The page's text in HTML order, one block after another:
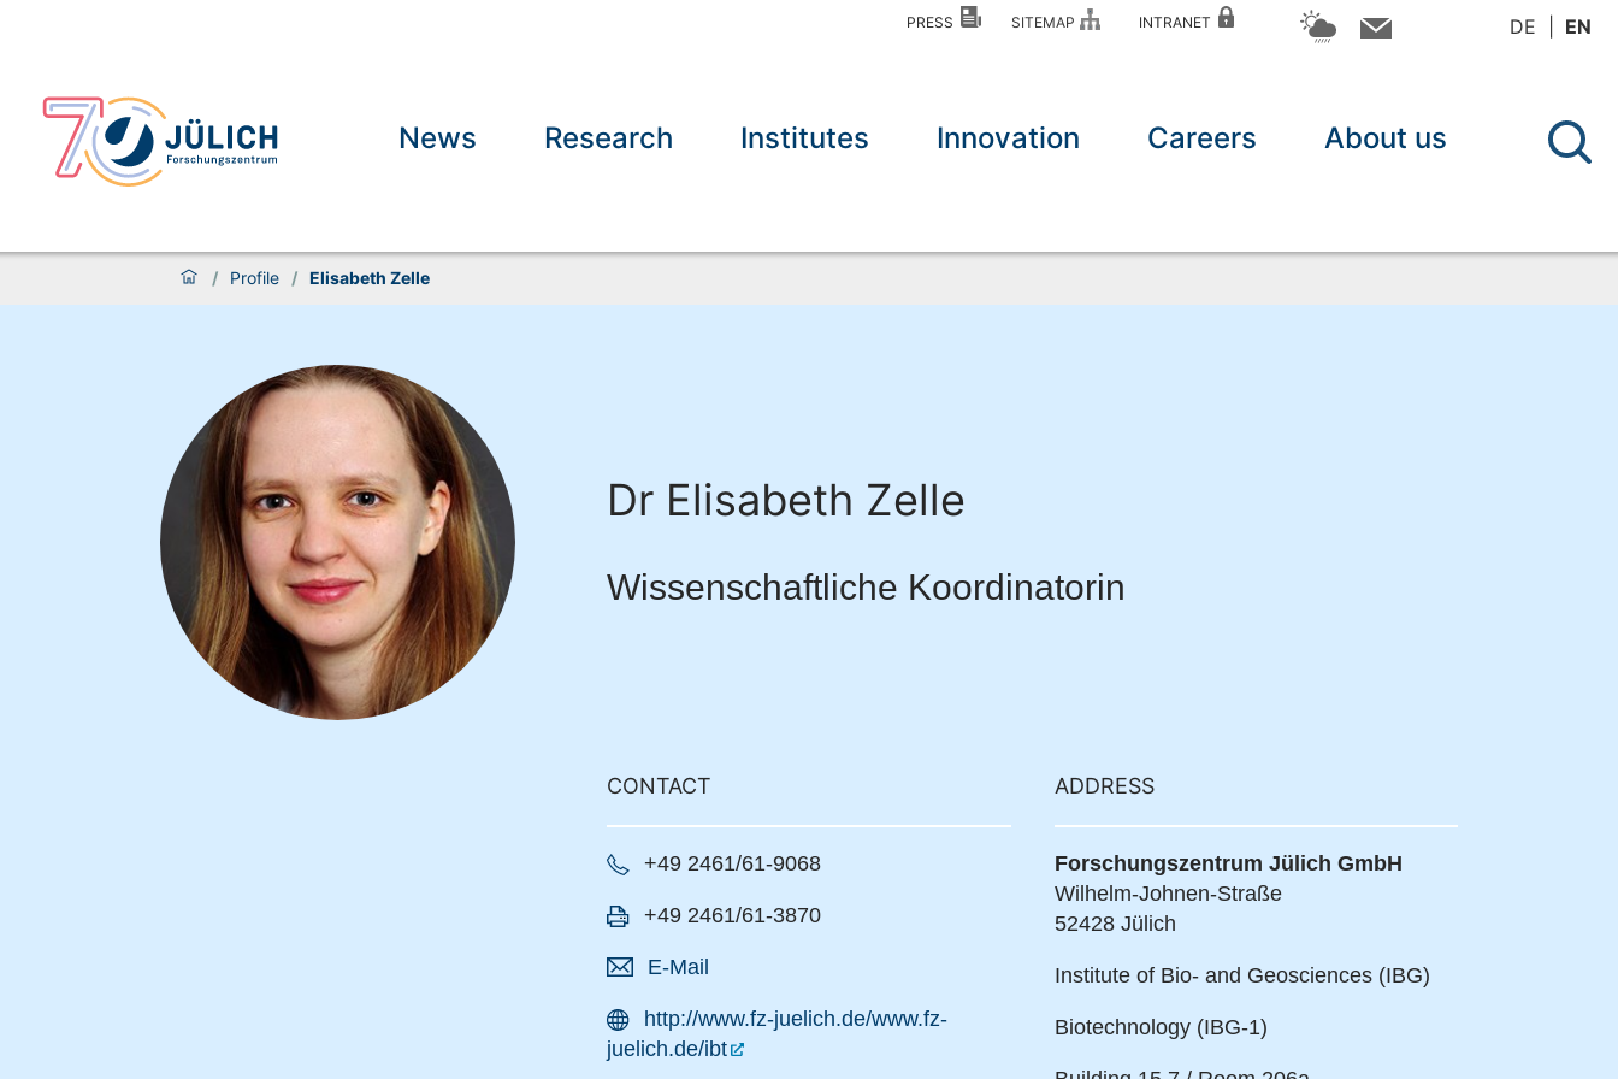
PRESS SITEMAP INTRANET DE EN
News Research Institutes Innovation Careers About us
/ Profile / Elisabeth Zelle
Dr Elisabeth Zelle
Wissenschaftliche Koordinatorin
CONTACT
+49 2461/61-9068
+49 2461/61-3870
E-Mail
http://www.fz-juelich.de/www.fz-
juelich.de/ibt
ADDRESS
Forschungszentrum Jülich GmbH
Wilhelm-Johnen-Straße
52428 Jülich
Institute of Bio- and Geosciences (IBG)
Biotechnology (IBG-1)